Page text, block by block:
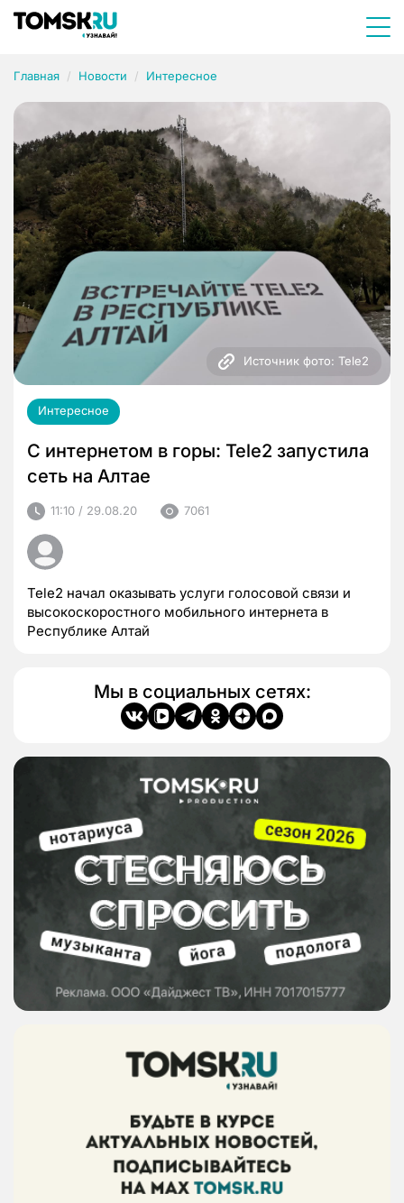
Главная Новости Интересное
Источник фото: Tele2
Интересное
С интернетом в горы: Tele2 запустила
сеть на Алтае
11:10 / 29.08.20 7061
Tele2 начал оказывать услуги голосовой связи и
высокоскоростного мобильного интернета в
Республике Алтай
Мы в социальных сетях: